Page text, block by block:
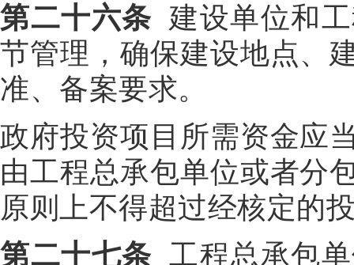
第二十六条 建设单位和
节管理，确保建设地点、
准、备案要求。
政府投资项目所需资金应
由工程总承包单位或者分
原则上不得超过经核定的
第二十七条 工程总承包